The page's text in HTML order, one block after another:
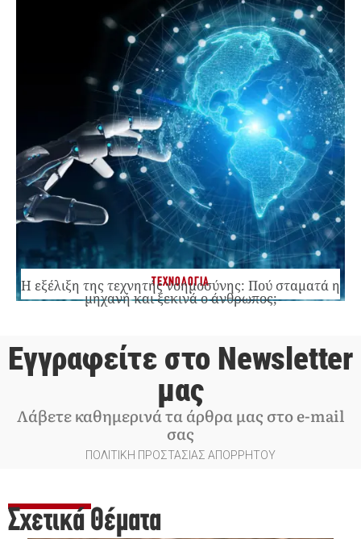
ΤΕΧΝΟΛΟΓΙΑ
Η εξέλιξη της τεχνητής νοημοσύνης: Πού σταματά η
μηχανή και ξεκινά ο άνθρωπος;
Εγγραφείτε στο Newsletter
μας
Λάβετε καθημερινά τα άρθρα μας στο e-mail
σας
ΠΟΛΙΤΙΚΗ ΠΡΟΣΤΑΣΙΑΣ ΑΠΟΡΡΗΤΟΥ
Σχετικά Θέματα